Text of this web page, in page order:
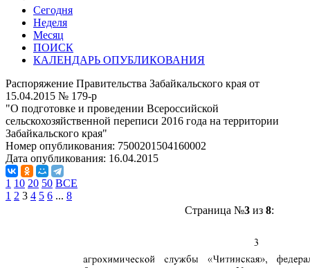
Сегодня
Неделя
Месяц
ПОИСК
КАЛЕНДАРЬ ОПУБЛИКОВАНИЯ
Распоряжение Правительства Забайкальского края от
15.04.2015 № 179-р
"О подготовке и проведении Всероссийской
сельскохозяйственной переписи 2016 года на территории
Забайкальского края"
Номер опубликования: 7500201504160002
Дата опубликования: 16.04.2015
1 10 20 50 ВСЕ
1 2 3 4 5 6 ... 8
Страница №3из 8: